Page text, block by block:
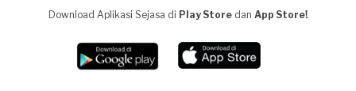
Download Aplikasi Sejasa di Play Store dan App Store!